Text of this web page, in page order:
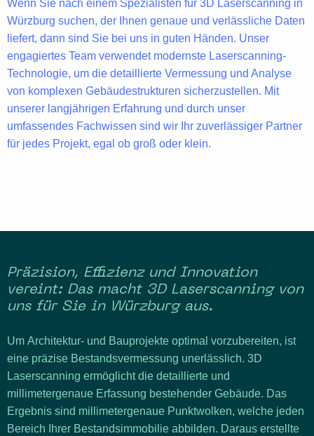
Wenn Sie nach einem Spezialisten für 3D Laserscanning in
Würzburg suchen, der Ihnen genaue und verlässliche Daten
liefert, dann sind Sie bei uns in guten Händen. Unser
engagiertes Team verwendet modernste Laserscanning-
Technologie, um die detaillierte Vermessung und Analyse
von komplexen Gebäudestrukturen sicherzustellen. Mit
unserer langjährigen Erfahrung und durch unser
umfassendes Fachwissen sind wir Ihr zuverlässiger Partner
für jedes Projekt, egal ob groß oder klein.
Präzision, Effizienz und Innovation
vereint: Das macht 3D Laserscanning von
uns für Sie in Würzburg aus.
Um Architektur- und Bauprojekte optimal vorzubereiten, ist
eine präzise Bestandsvermessung unerlässlich. 3D
Laserscanning ermöglicht die detaillierte und
millimetergenaue Erfassung bestehender Gebäude. Das
Ergebnis sind millimetergenaue Punktwolken, welche jeden
Bereich Ihrer Bestandsimmobilie abbilden. Daraus erstellte